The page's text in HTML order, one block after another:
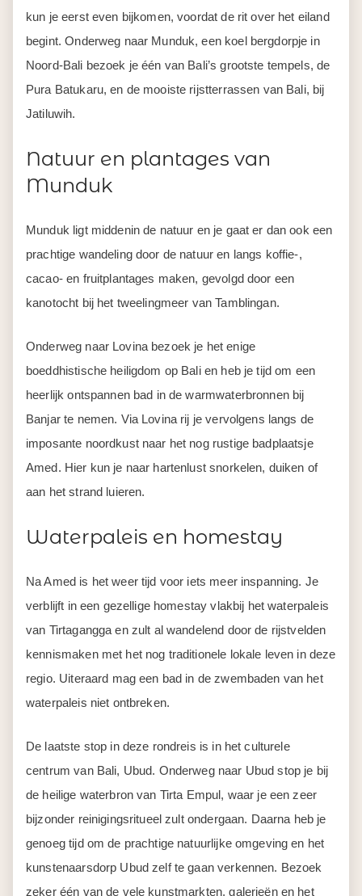
kun je eerst even bijkomen, voordat de rit over het eiland
begint. Onderweg naar Munduk, een koel bergdorpje in
Noord-Bali bezoek je één van Bali’s grootste tempels, de
Pura Batukaru, en de mooiste rijstterrassen van Bali, bij
Jatiluwih.
Natuur en plantages van
Munduk
Munduk ligt middenin de natuur en je gaat er dan ook een
prachtige wandeling door de natuur en langs koffie-,
cacao- en fruitplantages maken, gevolgd door een
kanotocht bij het tweelingmeer van Tamblingan.
Onderweg naar Lovina bezoek je het enige
boeddhistische heiligdom op Bali en heb je tijd om een
heerlijk ontspannen bad in de warmwaterbronnen bij
Banjar te nemen. Via Lovina rij je vervolgens langs de
imposante noordkust naar het nog rustige badplaatsje
Amed. Hier kun je naar hartenlust snorkelen, duiken of
aan het strand luieren.
Waterpaleis en homestay
Na Amed is het weer tijd voor iets meer inspanning. Je
verblijft in een gezellige homestay vlakbij het waterpaleis
van Tirtagangga en zult al wandelend door de rijstvelden
kennismaken met het nog traditionele lokale leven in deze
regio. Uiteraard mag een bad in de zwembaden van het
waterpaleis niet ontbreken.
De laatste stop in deze rondreis is in het culturele
centrum van Bali, Ubud. Onderweg naar Ubud stop je bij
de heilige waterbron van Tirta Empul, waar je een zeer
bijzonder reinigingsritueel zult ondergaan. Daarna heb je
genoeg tijd om de prachtige natuurlijke omgeving en het
kunstenaarsdorp Ubud zelf te gaan verkennen. Bezoek
zeker één van de vele kunstmarkten, galerieën en het